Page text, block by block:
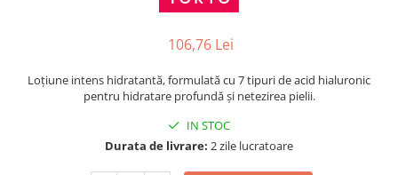
106,76 Lei
Loțiune intens hidratantă, formulată cu 7 tipuri de acid hialuronic
pentru hidratare profundă și netezirea pielii.
IN STOC
Durata de livrare: 2 zile lucratoare